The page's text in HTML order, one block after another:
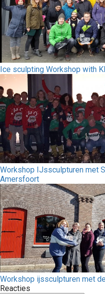
Ice sculpting Workshop with
Workshop IJssculpturen met
Amersfoort
Workshop ijssculpturen met
Reacties